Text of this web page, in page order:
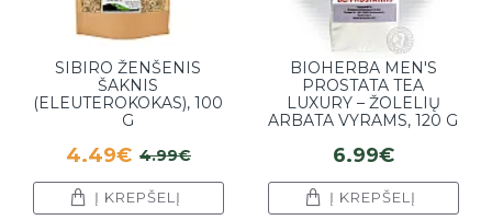
SIBIRO ŽENŠENIS
ŠAKNIS
(ELEUTEROKOKAS), 100
G
4.49€ 4.99€
Į KREPŠELĮ
BIOHERBA MEN'S
PROSTATA TEA
LUXURY – ŽOLELIŲ
ARBATA VYRAMS, 120 G
6.99€
Į KREPŠELĮ